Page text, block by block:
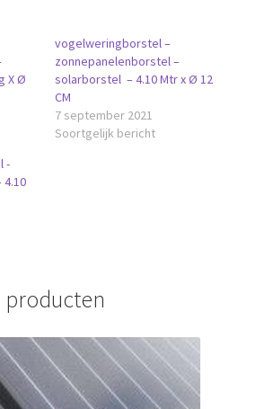
X Ø
vogelweringborstel –
zonnepanelenborstel –
solarborstel – 4.10 Mtr x Ø 12
CM
7 september 2021
Soortgelijk bericht
-